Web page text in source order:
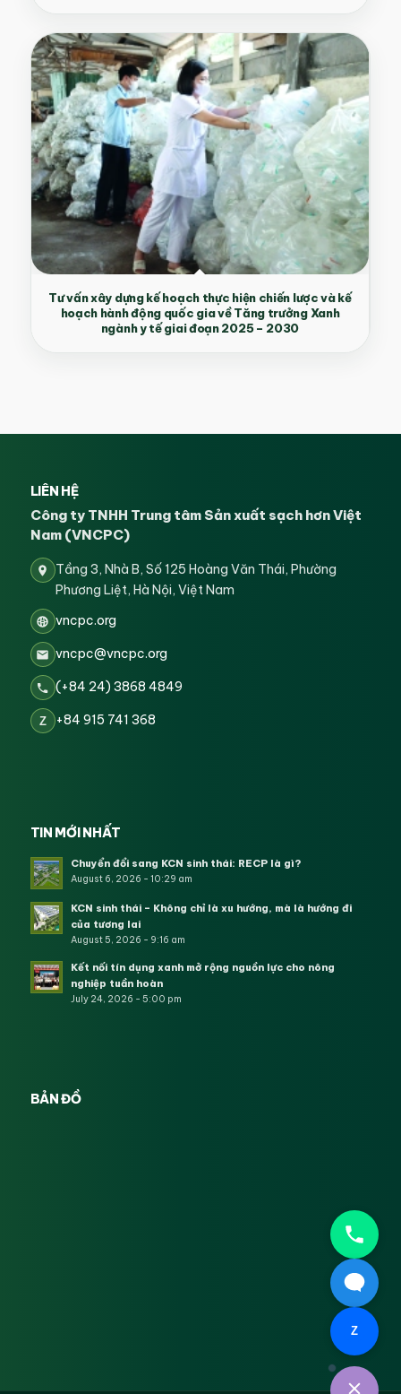
Tư vấn xây dựng kế hoạch thực hiện chiến lược và kế
hoạch hành động quốc gia về Tăng trưởng Xanh
ngành y tế giai đoạn 2025 – 2030
LIÊN HỆ
Công ty TNHH Trung tâm Sản xuất sạch hơn Việt
Nam (VNCPC)
Tầng 3, Nhà B, Số 125 Hoàng Văn Thái, Phường
Phương Liệt, Hà Nội, Việt Nam
vncpc.org
vncpc@vncpc.org
(+84 24) 3868 4849
Z +84 915 741 368
TIN MỚI NHẤT
Chuyển đổi sang KCN sinh thái: RECP là gì?
August 6, 2026 - 10:29 am
KCN sinh thái – Không chỉ là xu hướng, mà là hướng đi
của tương lai
August 5, 2026 - 9:16 am
Kết nối tín dụng xanh mở rộng nguồn lực cho nông
nghiệp tuần hoàn
July 24, 2026 - 5:00 pm
BẢN ĐỒ
Z